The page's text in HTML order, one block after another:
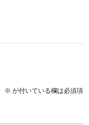
※ が付いている欄は必須項